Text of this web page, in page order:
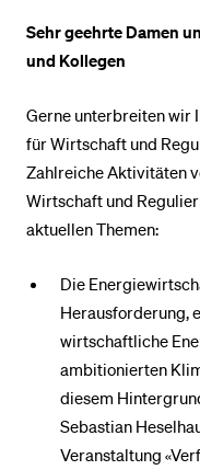
Sehr geehrte Damen
und Kollegen
Gerne unterbreiten wir
für Wirtschaft und
Zahlreiche Aktivitäten
Wirtschaft und
aktuellen Themen:
Die
Herausforderung,
wirtschaftliche
ambitionierten
diesem
Sebastian
Veranstaltung